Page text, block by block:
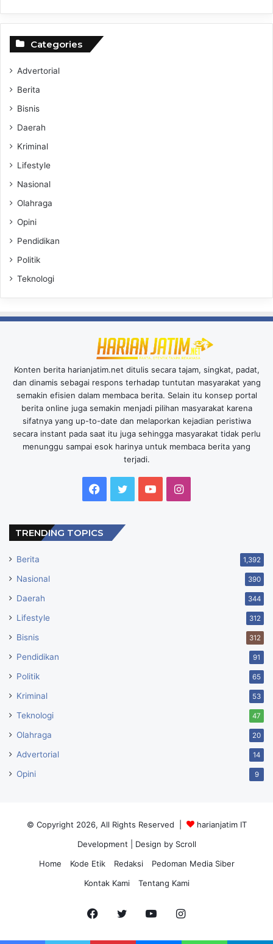
Categories
Advertorial
Berita
Bisnis
Daerah
Kriminal
Lifestyle
Nasional
Olahraga
Opini
Pendidikan
Politik
Teknologi
Konten berita harianjatim.net ditulis secara tajam, singkat, padat,
dan dinamis sebagai respons terhadap tuntutan masyarakat yang
semakin efisien dalam membaca berita. Selain itu konsep portal
berita online juga semakin menjadi pilihan masyarakat karena
sifatnya yang up-to-date dan melaporkan kejadian peristiwa
secara instant pada saat itu juga sehingga masyarakat tidak perlu
menunggu sampai esok harinya untuk membaca berita yang
terjadi.
Facebook
TwitterYouTubeInstagram
TRENDING TOPICS
Berita 1,392
Nasional 390
Daerah 344
Lifestyle 312
Bisnis 312
Pendidikan 91
Politik 65
Kriminal 53
Teknologi 47
Olahraga 20
Advertorial 14
Opini 9
© Copyright 2026, All Rights Reserved |
harianjatim IT
Development
| Design by Scroll
Home
Kode Etik Redaksi
Pedoman Media Siber
Kontak Kami
Tentang Kami
Facebook
TwitterYouTubeInstagram